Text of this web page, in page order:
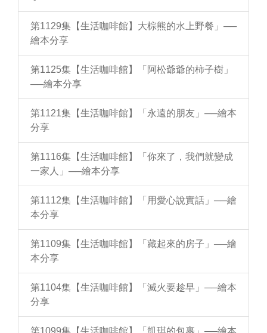
第1129集【生活咖啡館】大棕熊的水上野餐」──
繪本分享
第1125集【生活咖啡館】「阿松爺爺的柿子樹」
──繪本分享
第1121集【生活咖啡館】「永遠的朋友」──繪本
分享
第1116集【生活咖啡館】「你來了，我們就變成
一家人」──繪本分享
第1112集【生活咖啡館】「用愛心說實話」──繪
本分享
第1109集【生活咖啡館】「藏起來的房子」──繪
本分享
第1104集【生活咖啡館】「滅火要趁早」──繪本
分享
第1099集【生活咖啡館】「凱琪的包裹」──繪本